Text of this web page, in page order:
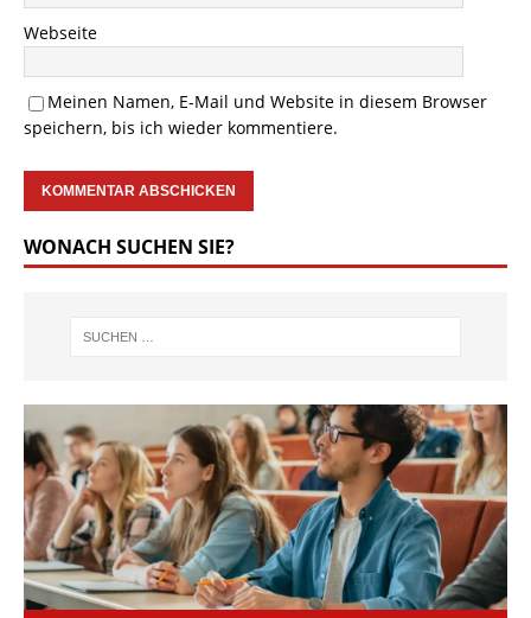
Webseite
Meinen Namen, E-Mail und Website in diesem Browser
speichern, bis ich wieder kommentiere.
WONACH SUCHEN SIE?